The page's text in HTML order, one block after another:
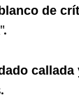
de
callada